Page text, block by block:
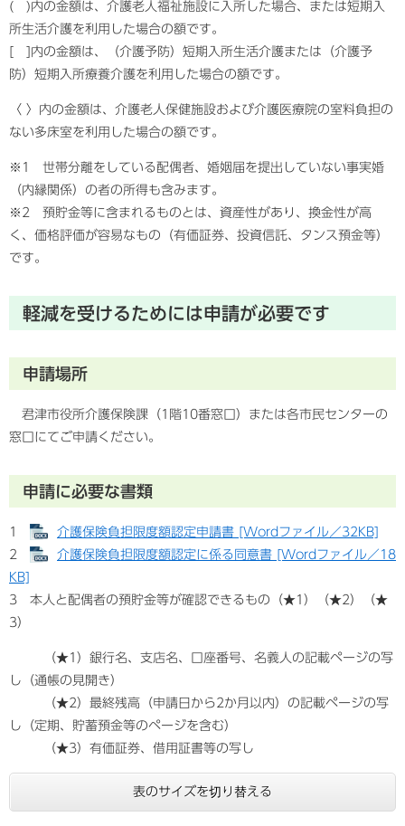
( )内の金額は、介護老人福祉施設に入所した場合、または短期入
所生活介護を利用した場合の額です。
[ ]内の金額は、（介護予防）短期入所生活介護または（介護予
防）短期入所療養介護を利用した場合の額です。
〈 〉内の金額は、介護老人保健施設および介護医療院の室料負担の
ない多床室を利用した場合の額です。
※1 世帯分離をしている配偶者、婚姻届を提出していない事実婚
（内縁関係）の者の所得も含みます。
※2 預貯金等に含まれるものとは、資産性があり、換金性が高
く、価格評価が容易なもの（有価証券、投資信託、タンス預金等）
です。
軽減を受けるためには申請が必要です
申請場所
君津市役所介護保険課（1階10番窓口）または各市民センターの
窓口にてご申請ください。
申請に必要な書類
1
介護保険負担限度額認定申請書 [Wordファイル／32KB]
2
介護保険負担限度額認定に係る同意書 [Wordファイル／18
KB]
3 本人と配偶者の預貯金等が確認できるもの（★1）（★2）（★
3）
（★1）銀行名、支店名、口座番号、名義人の記載ページの写
し（通帳の見開き）
（★2）最終残高（申請日から2か月以内）の記載ページの写
し（定期、貯蓄預金等のページを含む）
（★3）有価証券、借用証書等の写し
表のサイズを切り替える